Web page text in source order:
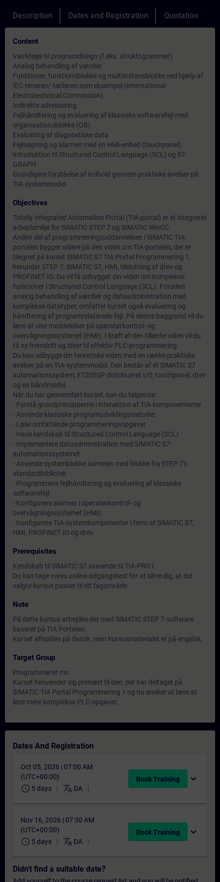
Description Dates and Registration Quotation
Content
Værktøjer til programdesign (f.eks. struktogrammer)
Analog behandling af værdier
Funktioner, funktionsblokke og multiinstansblokke ved hjælp af
IEC-timeren/-tælleren som eksempel (International
Electrotechnical Commission)
Indirekte adressering
Fejlhåndtering og evaluering af klassiske softwarefejl med
organisationsblokke (OB)
Evaluering af diagnostiske data
Fejlsøgning og alarmer med en HMI-enhed (touchpanel)
Introduktion til Structured Control Language (SCL) og S7-
GRAPH
Grundigere forståelse af indhold gennem praktiske øvelser på
TIA-systemmodel
Objectives
Totally Integrated Automation Portal (TIA-portal) er et integreret
arbejdsmiljø for SIMATIC STEP 7 og SIMATIC WinCC.
Anden del af programmeringsuddannelsen i SIMATIC TIA-
portalen bygger videre på den viden om TIA-portalen, der er
tilegnet på kurset SIMATIC S7 TIA Portal Programmering 1,
herunder STEP 7, SIMATIC S7, HMI, tilslutning af drev og
PROFINET IO. Du vil få udbygget din viden om komplekse
funktioner i Structured Control Language (SCL). Foruden
analog behandling af værdier og dataadministration med
komplekse datatyper, omfatter kurset også evaluering og
håndtering af programrelaterede fejl. På denne baggrund vil du
lære at vise meddelelser på operatørkontrol- og
overvågningssystemet (HMI). I kraft af den tillærte viden vil du
få ny fremdrift og ideer til effektiv PLC-programmering.
Du kan udbygge din teoretiske viden med en række praktiske
øvelser på en TIA-systemmodel. Den består af et SIMATIC S7
automationssystem, ET200SP distribueret I/O, touchpanel, drev
og en båndmodel.
Når du har gennemført kurset, kan du følgende:
- Forstå grundprincipperne i interaktion af TIA-komponenterne
- Anvende klassiske programudviklingsmetoder
- Løse omfattende programmeringsopgaver
- Have kendskab til Structured Control Language (SCL)
- Implementere dataadministration med SIMATIC S7-
automationssystemet
- Anvende systemblokke sammen med blokke fra STEP 7's
standardbibliotek
- Programmere fejlhåndtering og evaluering af klassiske
softwarefejl
- Konfigurere alarmer i operatørkontrol- og
overvågningssystemet (HMI)
- Konfigurere TIA-systemkomponenter i form af SIMATIC S7,
HMI, PROFINET IO og drev
Prerequisites
Kendskab til SIMATIC S7 svarende til TIA-PRO1.
Du kan tage vores online-adgangstest for at sikre dig, at det
valgte kursus passer til dit fagområde.
Note
På dette kursus arbejdes der med SIMATIC STEP 7-software
baseret på TIA Portalen.
Kurset afholdes på dansk, men kursusmaterialet er på engelsk.
Target Group
Programmører mv.
Kurset henvender sig primært til den, der har deltaget på
SIMATIC TIA Portal Programmering 1 og nu ønsker at lære at
løse mere komplekse PLC-opgaver.
Dates And Registration
Oct 05, 2026 | 07:00 AM
(UTC+00:00)
schedule 5 days translate DA
Book Training expand_more
Nov 16, 2026 | 07:30 AM
(UTC+00:00)
schedule 5 days translate DA
Book Training expand_more
Didn't find a suitable date?